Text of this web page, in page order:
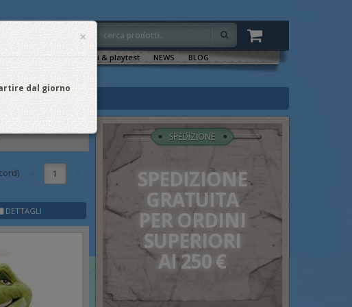
Sala tornei & playtest NEWS
BLOG
1
DETTAGLI
SPEDIZIONE
SPEDIZIONE
GRATUITA
PER ORDINI
SUPERIORI
AI 250 €
×
dal giorno